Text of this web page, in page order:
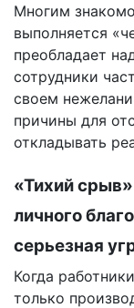
Многим
выполняется
преобладает
сотрудники
своем
причины для
откладывать
«Тихий срыв»
личного
серьезная
Когда
только